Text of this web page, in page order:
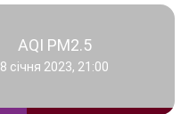
AQI PM2.5
8 січня 2023, 21:00